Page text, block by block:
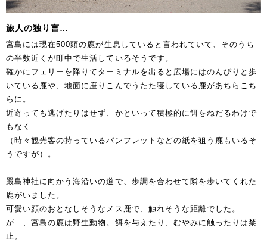
旅人の独り言…
宮島には現在500頭の鹿が生息していると言われていて、そのうち
の半数近くが町中で生活しているそうです。
確かにフェリーを降りてターミナルを出ると広場にはのんびりと歩
いている鹿や、地面に座りこんでうたた寝している鹿があちらこち
らに。
近寄っても逃げたりはせず、かといって積極的に餌をねだるわけで
もなく…
（時々観光客の持っているパンフレットなどの紙を狙う鹿もいるそ
うですが）。
嚴島神社に向かう海沿いの道で、歩調を合わせて隣を歩いてくれた
鹿がいました。
可愛い顔のおとなしそうなメス鹿で、触れそうな距離でした。
が…、宮島の鹿は野生動物。餌を与えたり、むやみに触ったりは禁
止。